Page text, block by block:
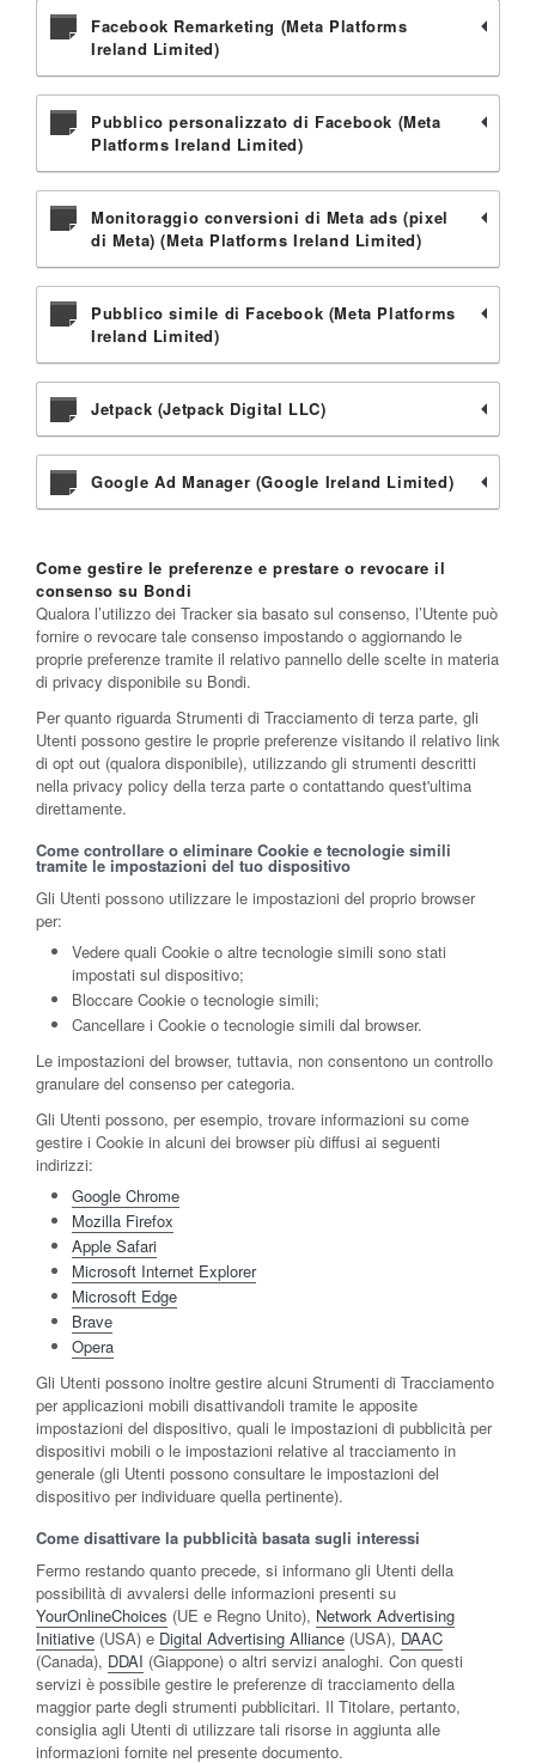
Facebook Remarketing (Meta Platforms
Ireland Limited)
Pubblico personalizzato di Facebook (Meta
Platforms Ireland Limited)
Monitoraggio conversioni di Meta ads (pixel
di Meta) (Meta Platforms Ireland Limited)
Pubblico simile di Facebook (Meta Platforms
Ireland Limited)
Jetpack (Jetpack Digital LLC)
Google Ad Manager (Google Ireland Limited)
Come gestire le preferenze e prestare o revocare il
consenso su Bondi
Qualora l’utilizzo dei Tracker sia basato sul consenso, l’Utente può
fornire o revocare tale consenso impostando o aggiornando le
proprie preferenze tramite il relativo pannello delle scelte in materia
di privacy disponibile su Bondi.
Per quanto riguarda Strumenti di Tracciamento di terza parte, gli
Utenti possono gestire le proprie preferenze visitando il relativo link
di opt out (qualora disponibile), utilizzando gli strumenti descritti
nella privacy policy della terza parte o contattando quest'ultima
direttamente.
Come controllare o eliminare Cookie e tecnologie simili
tramite le impostazioni del tuo dispositivo
Gli Utenti possono utilizzare le impostazioni del proprio browser
per:
Vedere quali Cookie o altre tecnologie simili sono stati
impostati sul dispositivo;
Bloccare Cookie o tecnologie simili;
Cancellare i Cookie o tecnologie simili dal browser.
Le impostazioni del browser, tuttavia, non consentono un controllo
granulare del consenso per categoria.
Gli Utenti possono, per esempio, trovare informazioni su come
gestire i Cookie in alcuni dei browser più diffusi ai seguenti
indirizzi:
Google Chrome
Mozilla Firefox
Apple Safari
Microsoft Internet Explorer
Microsoft Edge
Brave
Opera
Gli Utenti possono inoltre gestire alcuni Strumenti di Tracciamento
per applicazioni mobili disattivandoli tramite le apposite
impostazioni del dispositivo, quali le impostazioni di pubblicità per
dispositivi mobili o le impostazioni relative al tracciamento in
generale (gli Utenti possono consultare le impostazioni del
dispositivo per individuare quella pertinente).
Come disattivare la pubblicità basata sugli interessi
Fermo restando quanto precede, si informano gli Utenti della
possibilità di avvalersi delle informazioni presenti su
YourOnlineChoices (UE e Regno Unito), Network Advertising
Initiative (USA) e Digital Advertising Alliance (USA), DAAC
(Canada), DDAI (Giappone) o altri servizi analoghi. Con questi
servizi è possibile gestire le preferenze di tracciamento della
maggior parte degli strumenti pubblicitari. Il Titolare, pertanto,
consiglia agli Utenti di utilizzare tali risorse in aggiunta alle
informazioni fornite nel presente documento.